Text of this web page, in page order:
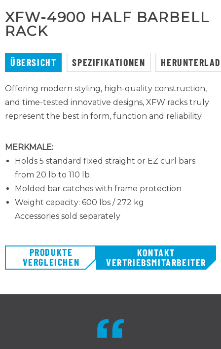
XFW-4900 HALF BARBELL
RACK
ÜBERSICHT SPEZIFIKATIONEN
Offering modern styling, high-quality construction,
and time-tested innovative designs, XFW racks truly
represent the best in form, function and reliability.
MERKMALE:
Holds 5 standard fixed straight or EZ curl bars
from 20 lb to 110 lb
Molded bar catches with frame protection
Weight capacity: 600 lbs / 272 kg
Accessories sold separately
PRODUKTE
VERGLEICHEN
KONTAKT
VERTRIEBSMITARBEITER